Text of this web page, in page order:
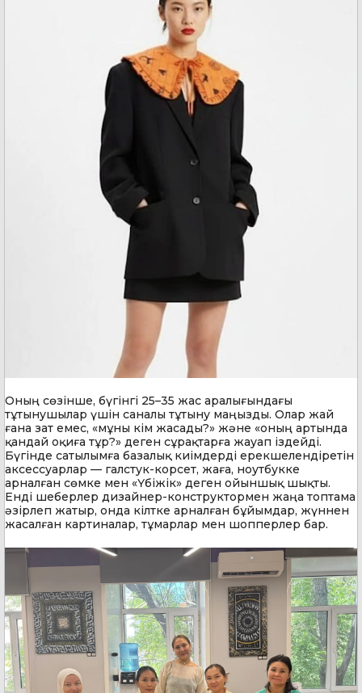
Оның сөзінше, бүгінгі 25–35 жас аралығындағы
тұтынушылар үшін саналы тұтыну маңызды. Олар жай
ғана зат емес, «мұны кім жасады?» және «оның артында
қандай оқиға тұр?» деген сұрақтарға жауап іздейді.
Бүгінде сатылымға базалық киімдерді ерекшелендіретін
аксессуарлар — галстук-корсет, жаға, ноутбукке
арналған сөмке мен «Үбіжік» деген ойыншық шықты.
Енді шеберлер дизайнер-конструктормен жаңа топтама
әзірлеп жатыр, онда кілтке арналған бұйымдар, жүннен
жасалған картиналар, тұмарлар мен шопперлер бар.